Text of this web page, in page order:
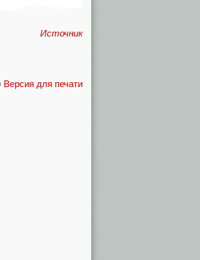
Источник
Версия для печати